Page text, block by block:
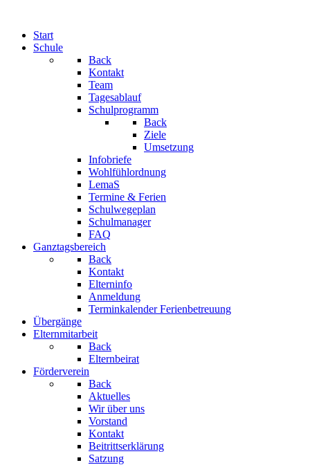
Start
Schule
Back
Kontakt
Team
Tagesablauf
Schulprogramm
Back
Ziele
Umsetzung
Infobriefe
Wohlfühlordnung
LemaS
Termine & Ferien
Schulwegeplan
Schulmanager
FAQ
Ganztagsbereich
Back
Kontakt
Elterninfo
Anmeldung
Terminkalender Ferienbetreuung
Übergänge
Elternmitarbeit
Back
Elternbeirat
Förderverein
Back
Aktuelles
Wir über uns
Vorstand
Kontakt
Beitrittserklärung
Satzung